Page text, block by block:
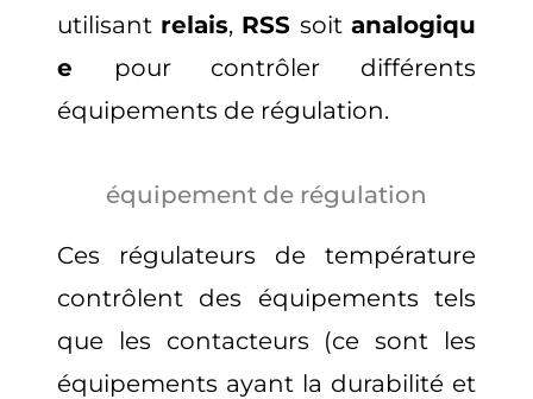
utilisant relais, RSSsoitanalogiqu
e
pour contrôler différents
équipements de régulation.
équipement de régulation
Ces régulateurs de température
contrôlent des équipements tels
que les contacteurs (ce sont les
équipements ayant la durabilité et